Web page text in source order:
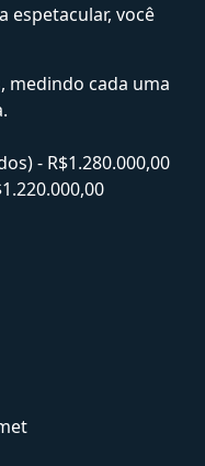
espetacular, você
medindo cada uma
- R$1.280.000,00